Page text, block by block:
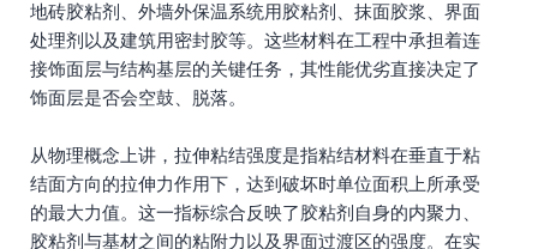
地砖胶粘剂、外墙外保温系统用胶粘剂、抹面胶浆、界面
处理剂以及建筑用密封胶等。这些材料在工程中承担着连
接饰面层与结构基层的关键任务，其性能优劣直接决定了
饰面层是否会空鼓、脱落。
从物理概念上讲，拉伸粘结强度是指粘结材料在垂直于粘
结面方向的拉伸力作用下，达到破坏时单位面积上所承受
的最大力值。这一指标综合反映了胶粘剂自身的内聚力、
胶粘剂与基材之间的粘附力以及界面过渡区的强度。在实